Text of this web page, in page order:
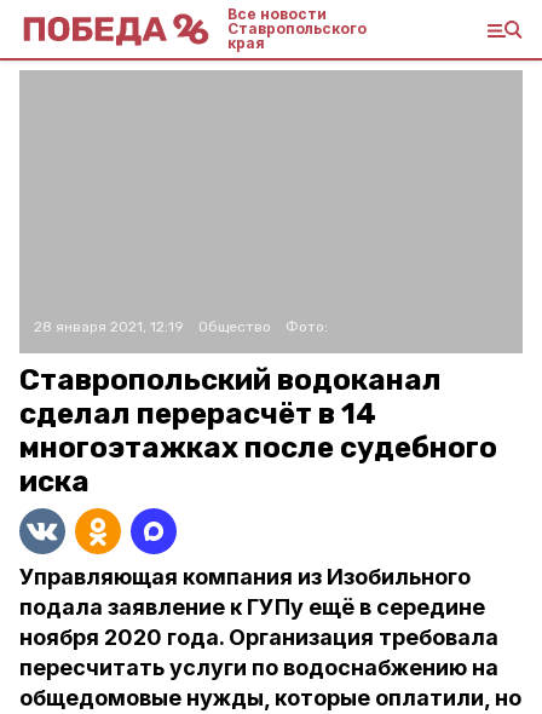
Все новости
Ставропольского
края
28 января 2021, 12:19 Общество Фото:
Ставропольский водоканал
сделал перерасчёт в 14
многоэтажках после судебного
иска
Управляющая компания из Изобильного
подала заявление к ГУПу ещё в середине
ноября 2020 года. Организация требовала
пересчитать услуги по водоснабжению на
общедомовые нужды, которые оплатили, но